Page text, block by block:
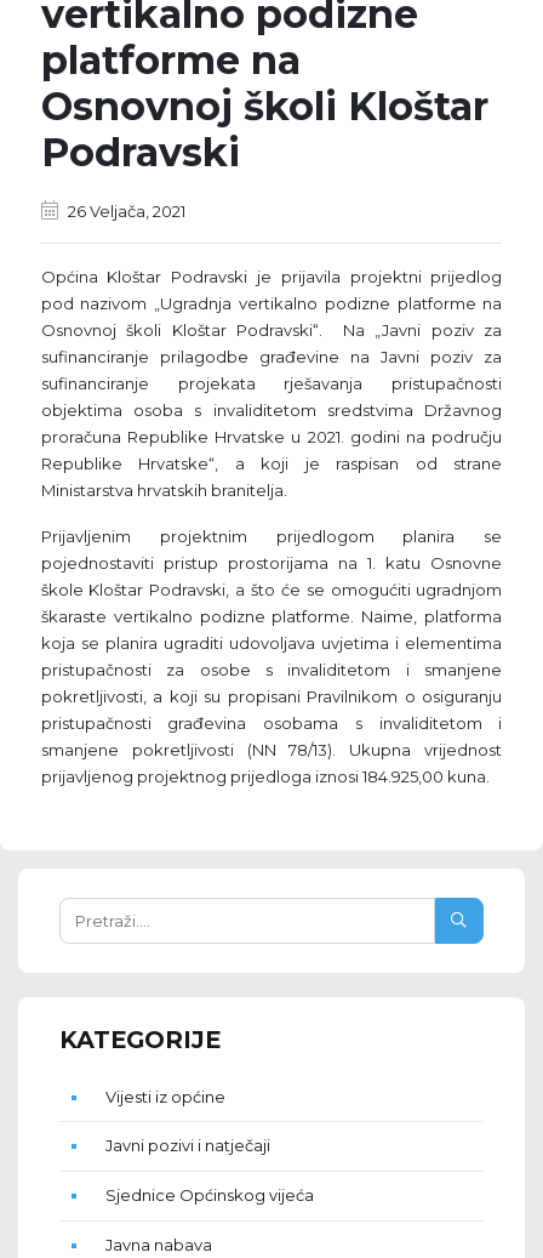
vertikalno podizne
platforme na
Osnovnoj školi Kloštar
Podravski
26 Veljača, 2021
Općina Kloštar Podravski je prijavila projektni prijedlog
pod nazivom „Ugradnja vertikalno podizne platforme na
Osnovnoj školi Kloštar Podravski“. Na „Javni poziv za
sufinanciranje prilagodbe građevine na Javni poziv za
sufinanciranje projekata rješavanja pristupačnosti
objektima osoba s invaliditetom sredstvima Državnog
proračuna Republike Hrvatske u 2021. godini na području
Republike Hrvatske“, a koji je raspisan od strane
Ministarstva hrvatskih branitelja.
Prijavljenim projektnim prijedlogom planira se
pojednostaviti pristup prostorijama na 1. katu Osnovne
škole Kloštar Podravski, a što će se omogućiti ugradnjom
škaraste vertikalno podizne platforme. Naime, platforma
koja se planira ugraditi udovoljava uvjetima i elementima
pristupačnosti za osobe s invaliditetom i smanjene
pokretljivosti, a koji su propisani Pravilnikom o osiguranju
pristupačnosti građevina osobama s invaliditetom i
smanjene pokretljivosti (NN 78/13). Ukupna vrijednost
prijavljenog projektnog prijedloga iznosi 184.925,00 kuna.
KATEGORIJE
Vijesti iz općine
Javni pozivi i natječaji
Sjednice Općinskog vijeća
Javna nabava